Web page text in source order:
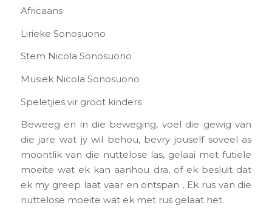
Africaans
Lirieke Sonosuono
Stem Nicola Sonosuono
Musiek Nicola Sonosuono
Speletjies vir groot kinders
Beweeg en in die beweging, voel die gewig van
die jare wat jy wil behou, bevry jouself soveel as
moontlik van die nuttelose las, gelaai met futiele
moeite wat ek kan aanhou dra, of ek besluit dat
ek my greep laat vaar en ontspan , Ek rus van die
nuttelose moeite wat ek met rus gelaat het.